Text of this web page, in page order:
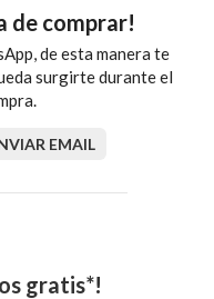
de comprar!
de esta manera te
surgirte durante el
EMAIL
gratis*!